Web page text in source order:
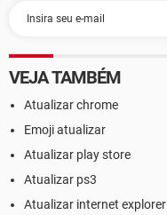
VEJA TAMBÉM
Atualizar chrome
Emoji atualizar
Atualizar play store
Atualizar ps3
Atualizar internet explorer